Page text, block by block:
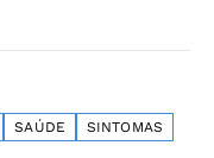
SAÚDE SINTOMAS